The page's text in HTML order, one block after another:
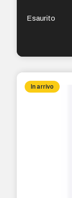
Esaurito
In arrivo